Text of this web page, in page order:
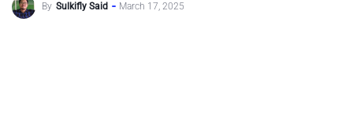
By Sulkifly Said March 17, 2025